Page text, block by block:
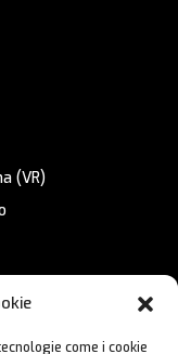
come i cookie
(VR)